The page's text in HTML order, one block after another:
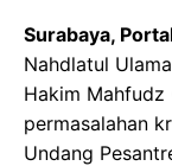
Surabaya,
Nahdlatul
Hakim Mahfudz
permasalahan
Undang